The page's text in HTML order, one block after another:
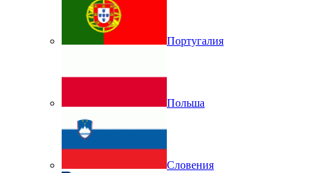
Португалия
Польша
Словения